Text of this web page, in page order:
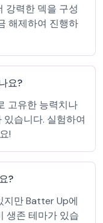
강력한 덱을 구성
해제하여 진행하
요?
고유한 능력치나
습니다. 실험하여
!
?
지만 Batter Up에
생존 테마가 있습